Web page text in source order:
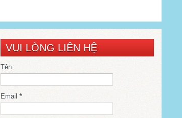
VUI LÒNG LIÊN HỆ
Tên
Email *